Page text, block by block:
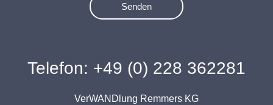
Senden
Telefon: +49 (0) 228 362281
VerWANDlung Remmers KG